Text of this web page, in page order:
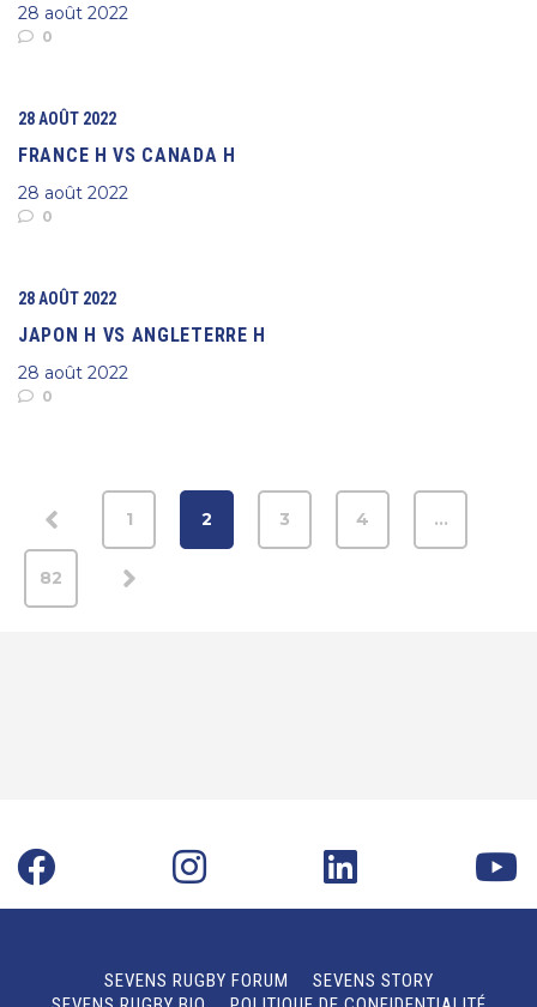
28 août 2022
0
28 AOÛT 2022
FRANCE H VS CANADA H
28 août 2022
0
28 AOÛT 2022
JAPON H VS ANGLETERRE H
28 août 2022
0
1 2 3 4 …
82
SEVENS RUGBY FORUM
SEVENS STORY